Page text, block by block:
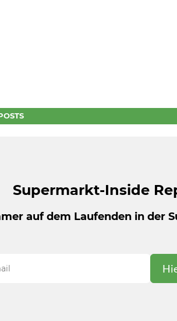
Supermarkt-Inside
auf dem Laufenden in der